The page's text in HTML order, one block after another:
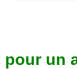
un